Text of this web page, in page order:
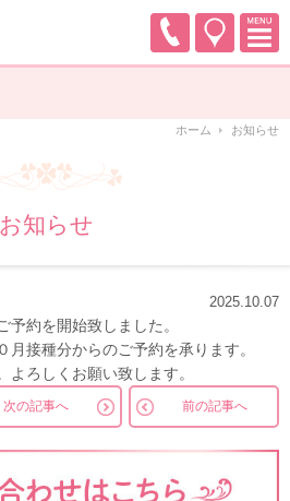
ホーム お知らせ
お知らせ
2025.10.07
予約を開始致しました。
接種分からのご予約を承ります。
よろしくお願い致します。
次の記事へ 前の記事へ